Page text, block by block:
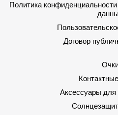
Политика
Договор
Аксессуары